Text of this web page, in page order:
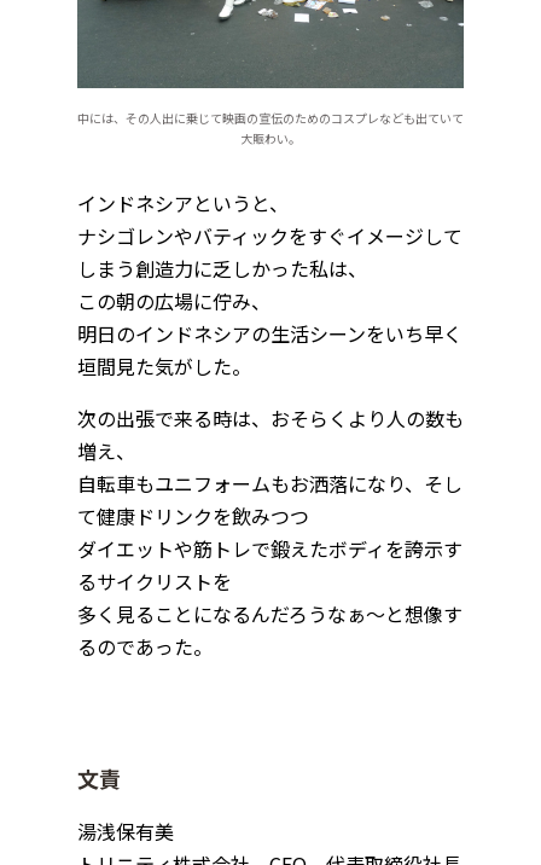
中には、その人出に乗じて映画の宣伝のためのコスプレなども出ていて
大賑わい。
インドネシアというと、
ナシゴレンやバティックをすぐイメージして
しまう創造力に乏しかった私は、
この朝の広場に佇み、
明日のインドネシアの生活シーンをいち早く
垣間見た気がした。
次の出張で来る時は、おそらくより人の数も
増え、
自転車もユニフォームもお洒落になり、そし
て健康ドリンクを飲みつつ
ダイエットや筋トレで鍛えたボディを誇示す
るサイクリストを
多く見ることになるんだろうなぁ～と想像す
るのであった。
文責
湯浅保有美